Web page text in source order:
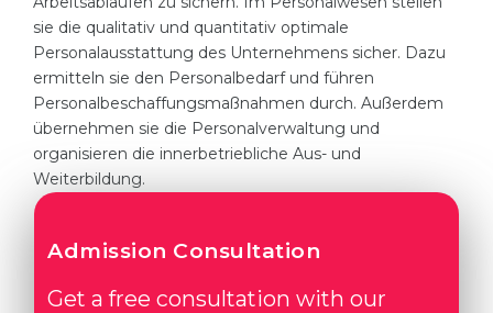
sie die qualitativ und quantitativ optimale
Personalausstattung des Unternehmens sicher. Dazu
ermitteln sie den Personalbedarf und führen
Personalbeschaffungsmaßnahmen durch. Außerdem
übernehmen sie die Personalverwaltung und
organisieren die innerbetriebliche Aus- und
Weiterbildung.
Admission Consultation
Get a free consultation with our